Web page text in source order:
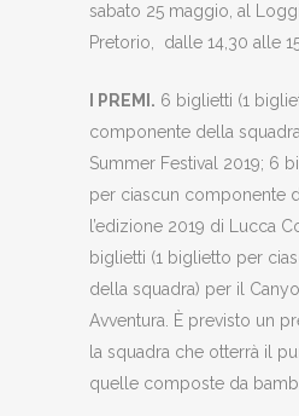
sabato 25 maggio, al
Pretorio, dalle 14,30 alle
I PREMI. 6 biglietti (1
componente della
Summer Festival 2019; 6
per ciascun componente
l’edizione 2019 di Lucca
biglietti (1 biglietto per
della squadra) per il
Avventura. È previsto un
la squadra che otterrà il
quelle composte da